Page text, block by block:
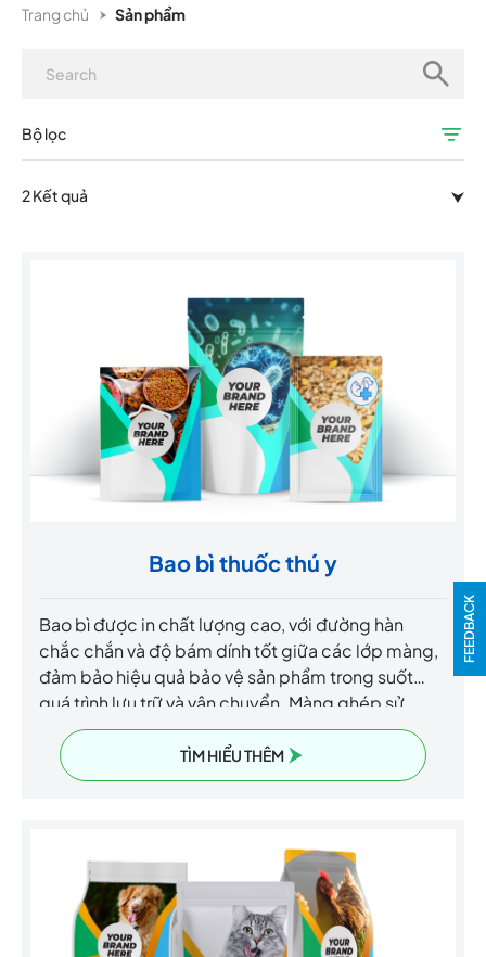
Trang chủ Sản phẩm
Bộ lọc
2 Kết quả
Bao bì thuốc thú y
Bao bì được in chất lượng cao, với đường hàn
chắc chắn và độ bám dính tốt giữa các lớp màng,
đảm bảo hiệu quả bảo vệ sản phẩm trong suốt
quá trình lưu trữ và vận chuyển. Màng ghép sử
dụng công nghệ không dung môi, mang lại sự an
toàn, thân thiện với môi trường và chất lượng vượt
trội.
TÌM HIỂU THÊM
FEEDBACK